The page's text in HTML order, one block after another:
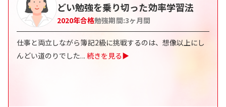
どい勉強を乗り切った効率学習法
2020年合格勉強期間:3ヶ月間
仕事と両立しながら簿記2級に挑戦するのは、想像以上にし
んどい道のりでした... 続きを見る▶